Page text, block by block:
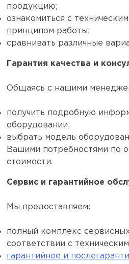
продукцию;
ознакомиться с
принципом работы;
сравнивать различные
Гарантия качества и
Общаясь с нашими
получить подробную
оборудовании;
выбрать модель
Вашими потребностями по
стоимости.
Сервис и гарантийное
Мы предоставляем:
полный комплекс
соответствии с
гарантийное и